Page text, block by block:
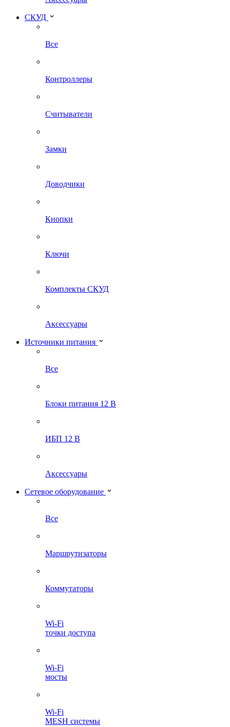
СКУД
Все
Контроллеры
Считыватели
Замки
Доводчики
Кнопки
Ключи
Комплекты СКУД
Аксессуары
Источники питания
Все
Блоки питания 12 В
ИБП 12 В
Аксессуары
Сетевое оборудование
Все
Маршрутизаторы
Коммутаторы
Wi-Fi
точки доступа
Wi-Fi
мосты
Wi-Fi
MESH системы